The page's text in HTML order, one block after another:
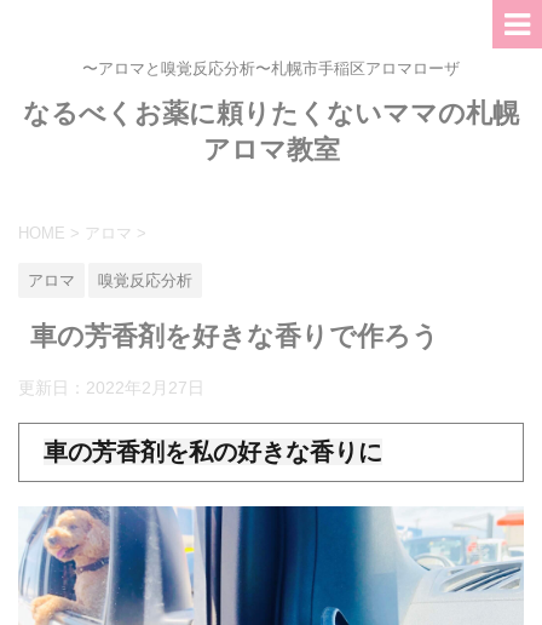
〜アロマと嗅覚反応分析〜札幌市手稲区アロマローザ
なるべくお薬に頼りたくないママの札幌
アロマ教室
HOME > アロマ >
アロマ 嗅覚反応分析
車の芳香剤を好きな香りで作ろう
更新日： 2022年2月27日
車の芳香剤を私の好きな香りに